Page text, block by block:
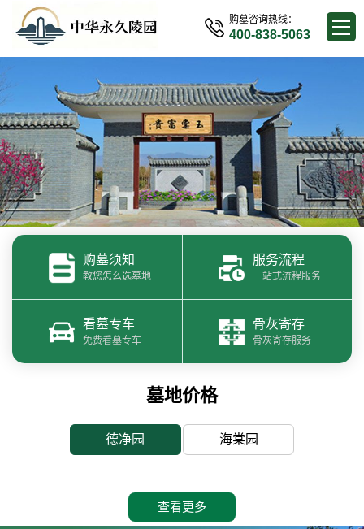
购墓咨询热线：
400-838-5063
购墓须知
教您怎么选墓地
服务流程
一站式流程服务
看墓专车
免费看墓专车
骨灰寄存
骨灰寄存服务
墓地价格
德净园 海棠园
查看更多